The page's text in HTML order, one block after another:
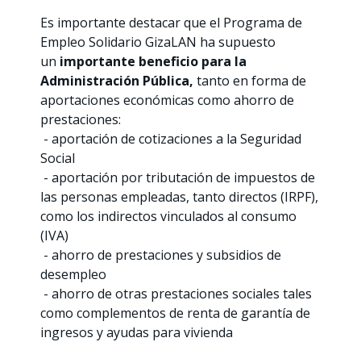
Es importante destacar que el Programa de
Empleo Solidario GizaLAN ha supuesto
un importante beneficio para la
Administración Pública, tanto en forma de
aportaciones económicas como ahorro de
prestaciones:
- aportación de cotizaciones a la Seguridad
Social
- aportación por tributación de impuestos de
las personas empleadas, tanto directos (IRPF),
como los indirectos vinculados al consumo
(IVA)
- ahorro de prestaciones y subsidios de
desempleo
- ahorro de otras prestaciones sociales tales
como complementos de renta de garantía de
ingresos y ayudas para vivienda